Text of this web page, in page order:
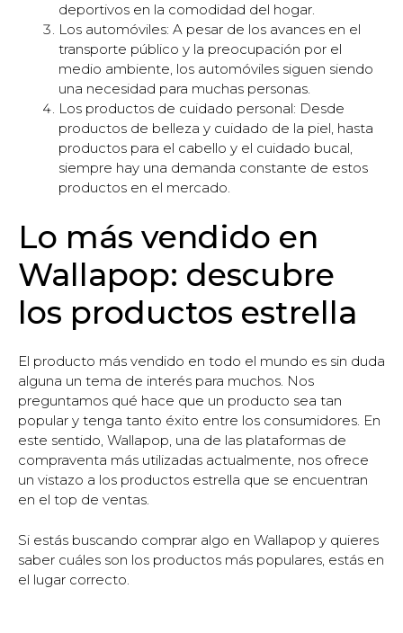
deportivos en la comodidad del hogar.
Los automóviles: A pesar de los avances en el
transporte público y la preocupación por el
medio ambiente, los automóviles siguen siendo
una necesidad para muchas personas.
Los productos de cuidado personal: Desde
productos de belleza y cuidado de la piel, hasta
productos para el cabello y el cuidado bucal,
siempre hay una demanda constante de estos
productos en el mercado.
Lo más vendido en
Wallapop: descubre
los productos estrella
El producto más vendido en todo el mundo es sin duda
alguna un tema de interés para muchos. Nos
preguntamos qué hace que un producto sea tan
popular y tenga tanto éxito entre los consumidores. En
este sentido, Wallapop, una de las plataformas de
compraventa más utilizadas actualmente, nos ofrece
un vistazo a los productos estrella que se encuentran
en el top de ventas.
Si estás buscando comprar algo en Wallapop y quieres
saber cuáles son los productos más populares, estás en
el lugar correcto.